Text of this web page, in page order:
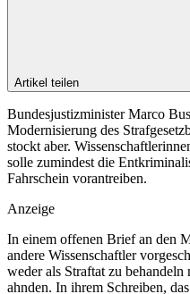
Artikel teilen
Bundesjustizminister Marco
Modernisierung des
stockt aber.
solle zumindest die
Fahrschein vorantreiben.
Anzeige
In einem offenen Brief an den
andere Wissenschaftler
weder als Straftat zu
ahnden. In ihrem Schreiben,